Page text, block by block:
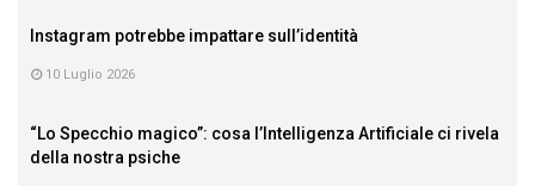
Instagram potrebbe impattare sull’identità
10 Luglio 2026
“Lo Specchio magico”: cosa l’Intelligenza Artificiale ci rivela
della nostra psiche